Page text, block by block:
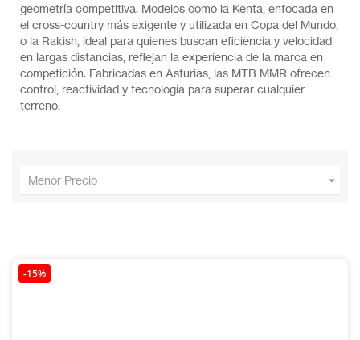
geometría competitiva. Modelos como la Kenta , enfocada en
el cross-country más exigente y utilizada en Copa del Mundo,
o la Rakish , ideal para quienes buscan eficiencia y velocidad
en largas distancias, reflejan la experiencia de la marca en
competición. Fabricadas en Asturias, las MTB MMR ofrecen
control, reactividad y tecnología para superar cualquier
terreno.
Menor Precio 
-15%